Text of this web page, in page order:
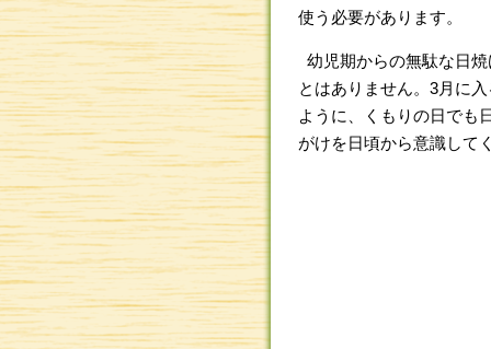
使う必要があります。
幼児期からの無駄な日
とはありません。3月に
ように、くもりの日でも
がけを日頃から意識して